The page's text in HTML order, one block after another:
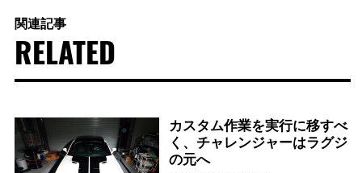
関連記事
RELATED
カスタム作業を実行に移すべ
く、チャレンジャーはラグジ
の元へ